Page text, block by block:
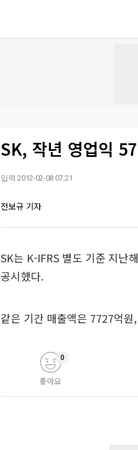
SK, 작년 영업익
입력 2012-02-08 07:21
전보규 기자
SK는 K-IFRS 별도 기준 지난
공시했다.
같은 기간 매출액은 7727억
좋아요
0